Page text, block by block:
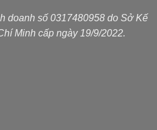
doanh số 0317480958 do Sở Kế
Minh cấp ngày 19/9/2022.